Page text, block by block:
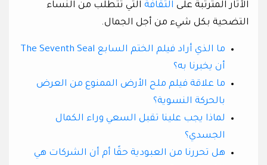
الآثار المترتبة على الثقافة التي تتطلب من النساء
التضحية بكل شيء من أجل الجمال.
ما الذي أراد فيلم الختم السابع The Seventh Seal
أن يخبرنا به؟
ما علاقة فيلم ملح الأرض الممنوع من العرض
بالحركة النسوية؟
لماذا يجب علينا تقبل السعي وراء الكمال
الجسدي؟
هل تحررنا من العبودية حقًا أم أن الشركات هي